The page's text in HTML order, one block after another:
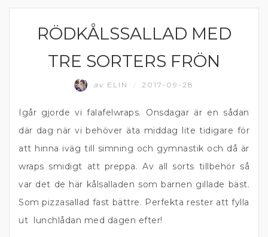
GRÖNA TILLBEHÖR
RÖDKÅLSSALLAD MED
TRE SORTERS FRÖN
av ELIN 2017-09-28
Igår gjorde vi falafelwraps. Onsdagar är en sådan
där dag när vi behöver äta middag lite tidigare för
att hinna iväg till simning och gymnastik och då är
wraps smidigt att preppa. Av all sorts tillbehör så
var det de här kålsalladen som barnen gillade bäst.
Som pizzasallad fast bättre. Perfekta rester att fylla
ut lunchlådan med dagen efter!